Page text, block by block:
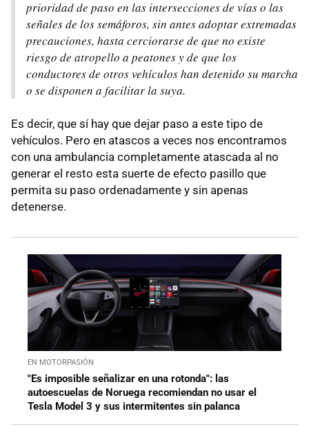
prioridad de paso en las intersecciones de vías o las
señales de los semáforos, sin antes adoptar extremadas
precauciones, hasta cerciorarse de que no existe
riesgo de atropello a peatones y de que los
conductores de otros vehículos han detenido su marcha
o se disponen a facilitar la suya.
Es decir, que sí hay que dejar paso a este tipo de
vehículos. Pero en atascos a veces nos encontramos
con una ambulancia completamente atascada al no
generar el resto esta suerte de efecto pasillo que
permita su paso ordenadamente y sin apenas
detenerse.
EN MOTORPASIÓN
"Es imposible señalizar en una rotonda": las
autoescuelas de Noruega recomiendan no usar el
Tesla Model 3 y sus intermitentes sin palanca